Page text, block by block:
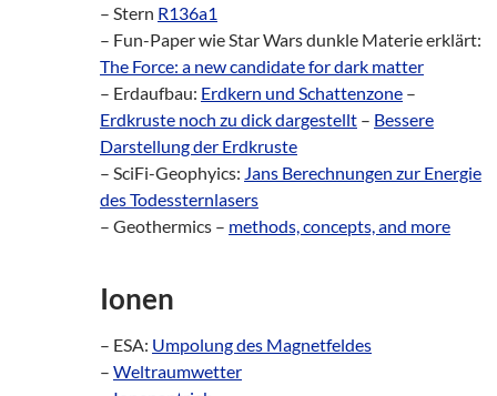
– Stern R136a1
– Fun-Paper wie Star Wars dunkle Materie erklärt:
The Force: a new candidate for dark matter
– Erdaufbau: Erdkern und Schattenzone –
Erdkruste noch zu dick dargestellt – Bessere
Darstellung der Erdkruste
– SciFi-Geophyics: Jans Berechnungen zur Energie
des Todessternlasers
– Geothermics – methods, concepts, and more
Ionen
– ESA: Umpolung des Magnetfeldes
– Weltraumwetter